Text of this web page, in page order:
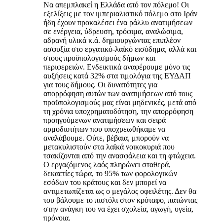
Να απεμπλακεί η Ελλάδα από τον πόλεμο! Οι
εξελίξεις με τον ιμπεριαλιστικό πόλεμο στο Ιράν
ήδη έχουν προκαλέσει ένα ράλλυ ανατιμήσεων
σε ενέργεια, ύδρευση, τρόφιμα, αναλώσιμα,
αδρανή υλικά κ.ά. δημιουργώντας επιπλέον
ασφυξία στο εργατικό-λαϊκό εισόδημα, αλλά και
στους προϋπολογισμούς δήμων και
περιφερειών. Ενδεικτικά αναφέρουμε μόνο τις
αυξήσεις κατά 32% στα τιμολόγια της ΕΥΔΑΠ
για τους δήμους. Οι δυνατότητες για
απορρόφηση αυτών των ανατιμήσεων από τους
προϋπολογισμούς μας είναι μηδενικές, μετά από
τη χρόνια υποχρηματοδότηση, την απορρόφηση
προηγούμενων ανατιμήσεων και σειρά
αρμοδιοτήτων που υποχρεωθήκαμε να
αναλάβουμε. Ούτε, βέβαια, μπορούν να
μετακυλιστούν στα λαϊκά νοικοκυριά που
τσακίζονται από την ανασφάλεια και τη φτώχεια.
Ο εργαζόμενος λαός πληρώνει σταθερά,
δεκαετίες τώρα, το 95% των φορολογικών
εσόδων του κράτους και δεν μπορεί να
αντιμετωπίζεται ως ο μεγάλος οφειλέτης. Δεν θα
του βάλουμε το πιστόλι στον κρόταφο, πατώντας
στην ανάγκη του να έχει σχολεία, αγωγή, υγεία,
πρόνοια.